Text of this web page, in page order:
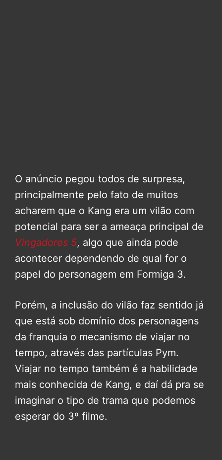
O anúncio pegou todos de surpresa,
principalmente pelo fato de muitos
acharem que o Kang era um vilão com
potencial para ser a ameaça principal de
Vingadores 5, algo que ainda pode
acontecer dependendo de qual for o
papel do personagem em Formiga 3.
Porém, a inclusão do vilão faz sentido já
que está sob domínio dos personagens
da franquia o mecanismo de viajar no
tempo, através das partículas Pym.
Viajar no tempo também é a habilidade
mais conhecida de Kang, e daí dá pra se
imaginar o tipo de trama que podemos
esperar do 3º filme.